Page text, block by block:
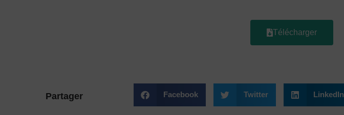
Télécharger
Partager Facebook Twitter LinkedIn